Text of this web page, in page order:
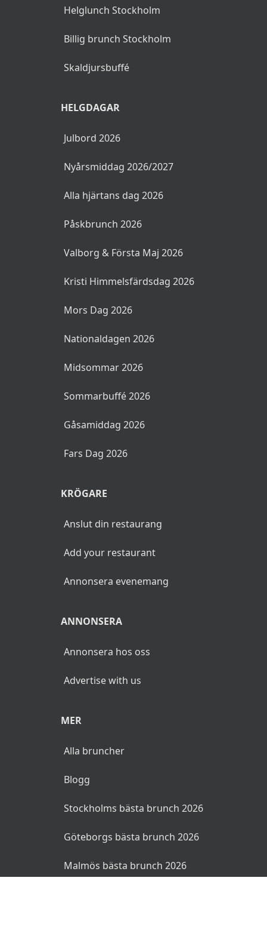
Helglunch Stockholm
Billig brunch Stockholm
Skaldjursbuffé
HELGDAGAR
Julbord 2026
Nyårsmiddag 2026/2027
Alla hjärtans dag 2026
Påskbrunch 2026
Valborg & Första Maj 2026
Kristi Himmelsfärdsdag 2026
Mors Dag 2026
Nationaldagen 2026
Midsommar 2026
Sommarbuffé 2026
Gåsamiddag 2026
Fars Dag 2026
KRÖGARE
Anslut din restaurang
Add your restaurant
Annonsera evenemang
ANNONSERA
Annonsera hos oss
Advertise with us
MER
Alla bruncher
Blogg
Stockholms bästa brunch 2026
Göteborgs bästa brunch 2026
Malmös bästa brunch 2026